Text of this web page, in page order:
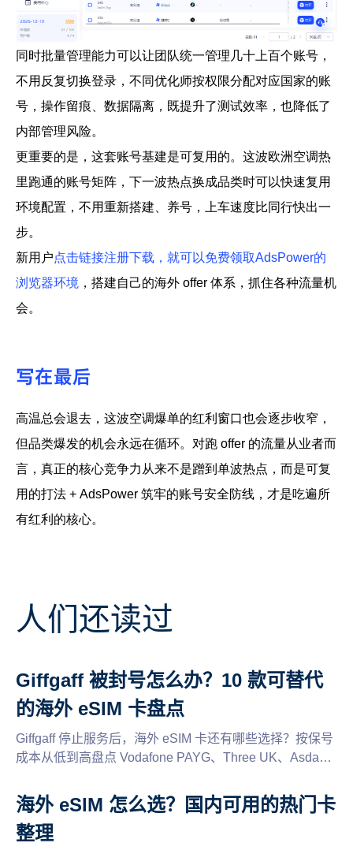
同时批量管理能力可以让团队统一管理几十上百个账号，
不用反复切换登录，不同优化师按权限分配对应国家的账
号，操作留痕、数据隔离，既提升了测试效率，也降低了
内部管理风险。
更重要的是，这套账号基建是可复用的。这波欧洲空调热
里跑通的账号矩阵，下一波热点换成品类时可以快速复用
环境配置，不用重新搭建、养号，上车速度比同行快出一
步。
新用户点击链接注册下载，就可以免费领取AdsPower的
浏览器环境 ，搭建自己的海外 offer 体系，抓住各种流量机
会。
写在最后
高温总会退去，这波空调爆单的红利窗口也会逐步收窄，
但品类爆发的机会永远在循环。对跑 offer 的流量从业者而
言，真正的核心竞争力从来不是蹭到单波热点，而是可复
用的打法 + AdsPower 筑牢的账号安全防线，才是吃遍所
有红利的核心。
人们还读过
Giffgaff 被封号怎么办？10 款可替代
的海外 eSIM 卡盘点
Giffgaff 停止服务后，海外 eSIM 卡还有哪些选择？按保号
成本从低到高盘点 Vodafone PAYG、Three UK、Asda
附全面的保号规则。
海外 eSIM 怎么选？国内可用的热门卡
整理